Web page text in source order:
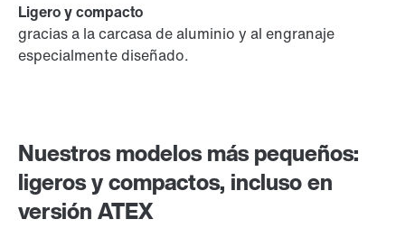
Nuestros modelos más pequeños:
ligeros y compactos, incluso en
versión ATEX
Ligero y compacto
gracias a la carcasa de aluminio y al engranaje
especialmente diseñado.